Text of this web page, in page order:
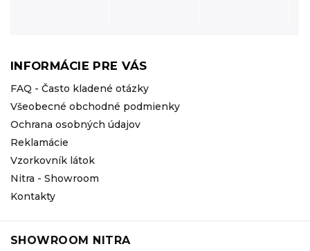
INFORMÁCIE PRE VÁS
FAQ - Často kladené otázky
Všeobecné obchodné podmienky
Ochrana osobných údajov
Reklamácie
Vzorkovník látok
Nitra - Showroom
Kontakty
SHOWROOM NITRA